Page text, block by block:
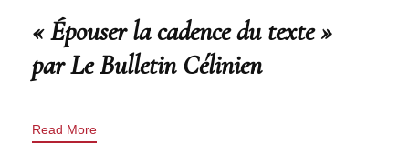
« Épouser la cadence du texte »
par Le Bulletin Célinien
Read More